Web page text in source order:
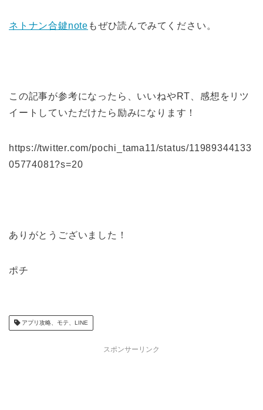
ネトナン合鍵note もぜひ読んでみてください。
この記事が参考になったら、いいねやRT、感想をリツ
イートしていただけたら励みになります！
https://twitter.com/pochi_tama11/status/11989344133
05774081?s=20
ありがとうございました！
ポチ
アプリ攻略、モテ、LINE
スポンサーリンク